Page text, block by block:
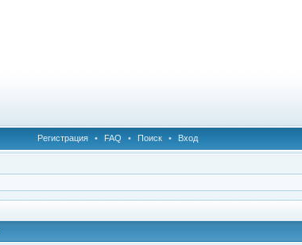
Регистрация • FAQ • Поиск • Вход